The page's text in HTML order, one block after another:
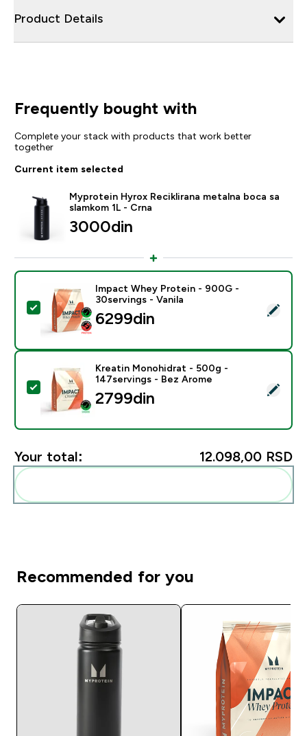
Product Details
Frequently bought with
Complete your stack with products that work better
together
Current item selected
Myprotein Hyrox Reciklirana metalna boca sa
slamkom 1L - Crna
3000din‎
Select this product - Impact Whey Protein - 900G -
Impact Whey Protein - 900G -
30servings - Vanila
6299din‎
Select this product - Kreatin Monohidrat - 500g -
Kreatin Monohidrat - 500g -
147servings - Bez Arome
2799din‎
Your total: 12.098,00 RSD‎
Recommended for you